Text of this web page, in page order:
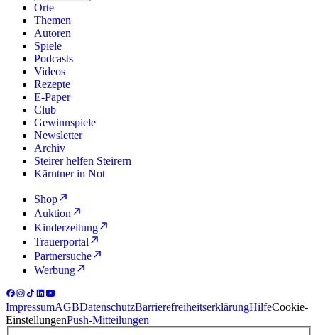
Orte
Themen
Autoren
Spiele
Podcasts
Videos
Rezepte
E-Paper
Club
Gewinnspiele
Newsletter
Archiv
Steirer helfen Steirern
Kärntner in Not
Shop
Auktion
Kinderzeitung
Trauerportal
Partnersuche
Werbung
ImpressumAGBDatenschutzBarrierefreiheitserklärungHilfeCookie-
EinstellungenPush-Mitteilungen